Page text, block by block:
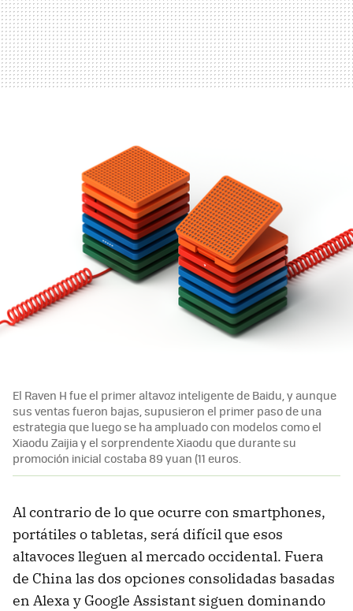
El Raven H fue el primer altavoz inteligente de Baidu, y aunque
sus ventas fueron bajas, supusieron el primer paso de una
estrategia que luego se ha ampluado con modelos como el
Xiaodu Zaijia y el sorprendente Xiaodu que durante su
promoción inicial costaba 89 yuan (11 euros.
Al contrario de lo que ocurre con smartphones,
portátiles o tabletas, será difícil que esos
altavoces lleguen al mercado occidental. Fuera
de China las dos opciones consolidadas basadas
en Alexa y Google Assistant siguen dominando